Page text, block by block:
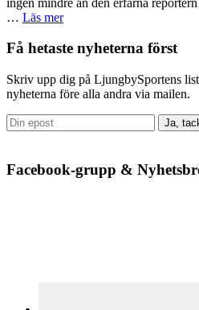
… Läs merom
partners
Primärt
sidofält
Få hetaste nyheterna först
Skriv upp dig på LjungbySportens
nyheterna före alla andra via mailen.
Facebook-grupp &